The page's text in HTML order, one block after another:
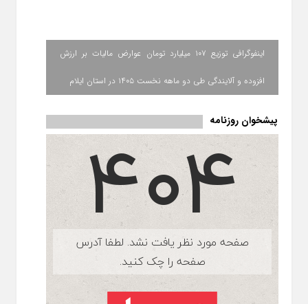
اینفوگرافی توزیع ۱۰۷ میلیارد تومان عوارض مالیات بر ارزش
افزوده و آلایندگی طی دو ماهه نخست ۱۴۰۵ در استان ایلام
پیشخوان روزنامه